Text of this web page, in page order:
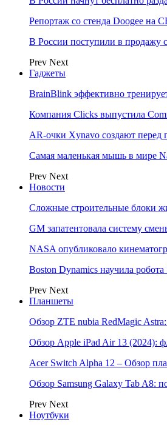
Репортаж со стенда Doogee на
В России поступили в
Prev Next
Гаджеты
BrainBlink эффективно
Компания Clicks выпустила
AR-очки Xynavo создают перед
Самая маленькая мышь в мире
Prev Next
Новости
Сложные строительные блоки
GM запатентовала систему
NASA опубликовало
Boston Dynamics научила
Prev Next
Планшеты
Обзор ZTE nubia RedMagic
Обзор Apple iPad Air 13 (2024):
Acer Switch Alpha 12 – Обзор
Обзор Samsung Galaxy Tab A8:
Prev Next
Ноутбуки